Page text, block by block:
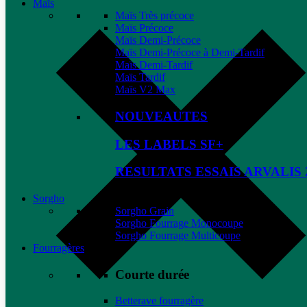
Maïs
Maïs Très précoce
Maïs Précoce
Maïs Demi-Précoce
Maïs Demi-Précoce à Demi-Tardif
Maïs Demi-Tardif
Maïs Tardif
Maïs V2 Max
NOUVEAUTES
LES LABELS SF+
RESULTATS ESSAIS ARVALIS
Sorgho
Sorgho Grain
Sorgho Fourrage Monocoupe
Sorgho Fourrage Multicoupe
Fourragères
Courte durée
Betterave fourragère